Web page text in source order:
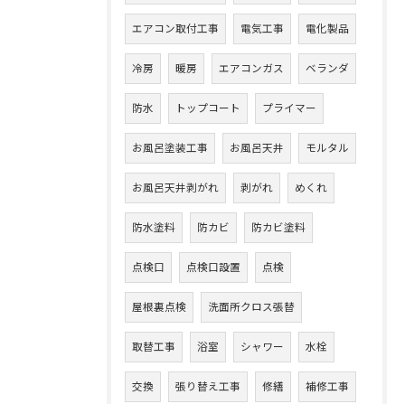
エアコン取付工事 電気工事 電化製品
冷房 暖房 エアコンガス ベランダ
防水 トップコート プライマー
お風呂塗装工事 お風呂天井 モルタル
お風呂天井剥がれ 剥がれ めくれ
防水塗料 防カビ 防カビ塗料
点検口 点検口設置 点検
屋根裏点検 洗面所クロス張替
取替工事 浴室 シャワー 水栓
交換 張り替え工事 修繕 補修工事